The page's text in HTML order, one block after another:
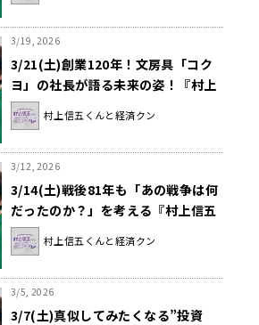
3/19, 2026
3/21(土)創業120年！文房具「コク
ヨ」の社長が語る未来の姿！『村上
信五くんと経済クン』
村上信五くんと経済クン
3/12, 2026
3/14(土)戦後81年も「あの戦争は何
だったのか？」を考える『村上信五
くんと経済クン』
村上信五くんと経済クン
3/5, 2026
3/7(土)真似してみたくなる”投資